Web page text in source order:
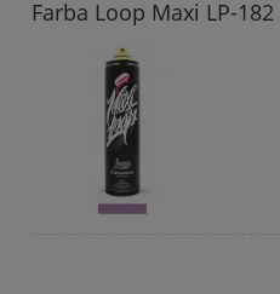
Farba Loop Maxi LP-